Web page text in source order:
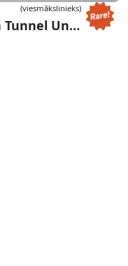
(viesmākslinieks)
Did You Know That There's a Tunnel Under Ocean Blvd (Indie Exclusive Green Vinyl)